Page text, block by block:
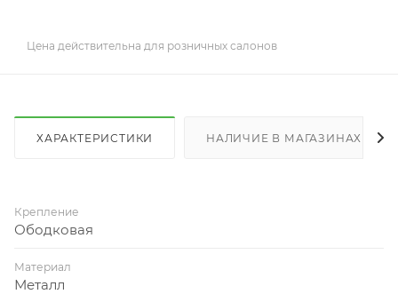
Цена действительна для розничных салонов
ХАРАКТЕРИСТИКИ НАЛИЧИЕ В МАГАЗИНАХ
Крепление
Ободковая
Материал
Металл